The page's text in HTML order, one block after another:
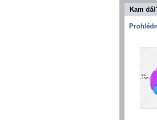
Kam